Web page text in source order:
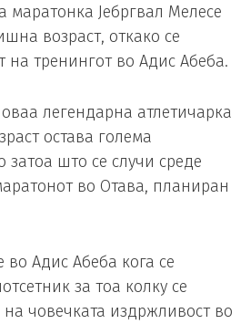
маратонка Јебргвал Мелесе
возраст, откако се
на тренингот во Адис Абеба.
легендарна атлетичарка
остава голема
затоа што се случи среде
во Отава, планиран
Адис Абеба кога се
за тоа колку се
човечката издржливост во